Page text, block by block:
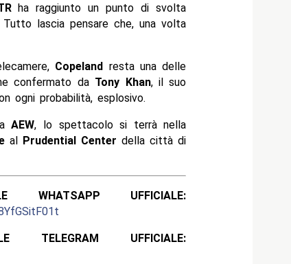
ha raggiunto un punto di svolta
Tutto lascia pensare che, una volta
Copeland resta una delle
confermato da Tony Khan, il suo
ogni probabilità, esplosivo.
AEW, lo spettacolo si terrà nella
al Prudential Center della città di
WHATSAPP UFFICIALE:
TELEGRAM UFFICIALE: